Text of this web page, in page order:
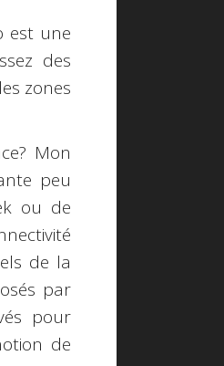
est une
des
zones
Mon
peu
ou de
de la
par
pour
de